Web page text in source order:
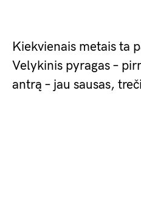
Kiekvienais metais ta
Velykinis pyragas –
antrą – jau sausas,